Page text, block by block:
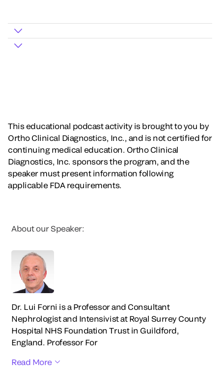
This educational podcast activity is brought to you by
Ortho Clinical Diagnostics, Inc., and is not certified for
continuing medical education. Ortho Clinical
Diagnostics, Inc. sponsors the program, and the
speaker must present information following
applicable FDA requirements.
About our Speaker:
Dr. Lui Forni is a Professor and Consultant
Nephrologist and Intensivist at Royal Surrey County
Hospital NHS Foundation Trust in Guildford,
England. Professor For
Read More